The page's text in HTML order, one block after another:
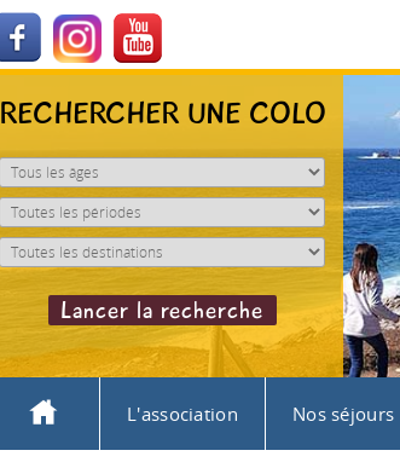
RECHERCHER UNE COLO
L'association Nos séjours